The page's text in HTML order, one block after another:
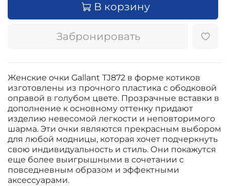
В корзину
Забронировать
Женские очки Gallant TJ872 в форме котиков
изготовлены из прочного пластика с ободковой
оправой в голубом цвете. Прозрачные вставки в
дополнение к основному оттенку придают
изделию невесомой легкости и неповторимого
шарма. Эти очки являются прекрасным выбором
для любой модницы, которая хочет подчеркнуть
свою индивидуальность и стиль. Они покажутся
еще более выигрышными в сочетании с
повседневным образом и эффектными
аксессуарами.